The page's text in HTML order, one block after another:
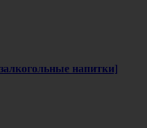
напитки]